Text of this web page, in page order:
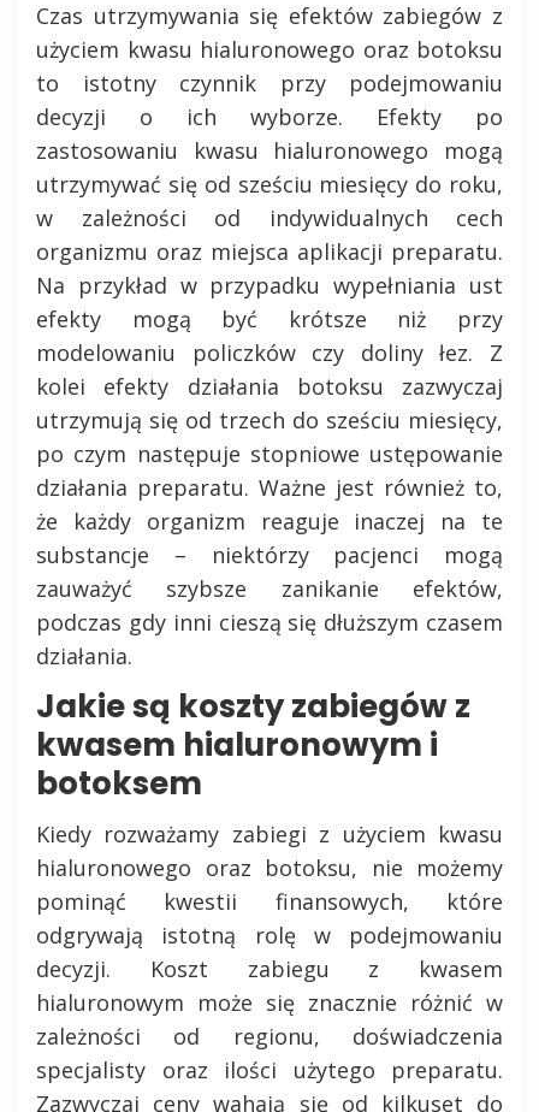
Czas utrzymywania się efektów zabiegów z
użyciem kwasu hialuronowego oraz botoksu
to istotny czynnik przy podejmowaniu
decyzji o ich wyborze. Efekty po
zastosowaniu kwasu hialuronowego mogą
utrzymywać się od sześciu miesięcy do roku,
w zależności od indywidualnych cech
organizmu oraz miejsca aplikacji preparatu.
Na przykład w przypadku wypełniania ust
efekty mogą być krótsze niż przy
modelowaniu policzków czy doliny łez. Z
kolei efekty działania botoksu zazwyczaj
utrzymują się od trzech do sześciu miesięcy,
po czym następuje stopniowe ustępowanie
działania preparatu. Ważne jest również to,
że każdy organizm reaguje inaczej na te
substancje – niektórzy pacjenci mogą
zauważyć szybsze zanikanie efektów,
podczas gdy inni cieszą się dłuższym czasem
działania.
Jakie są koszty zabiegów z
kwasem hialuronowym i
botoksem
Kiedy rozważamy zabiegi z użyciem kwasu
hialuronowego oraz botoksu, nie możemy
pominąć kwestii finansowych, które
odgrywają istotną rolę w podejmowaniu
decyzji. Koszt zabiegu z kwasem
hialuronowym może się znacznie różnić w
zależności od regionu, doświadczenia
specjalisty oraz ilości użytego preparatu.
Zazwyczaj ceny wahają się od kilkuset do